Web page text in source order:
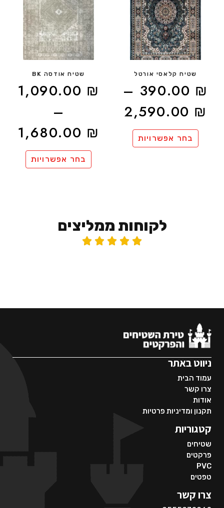
שטיח קלאסי אורטל
390.00 ₪
–
2,590.00 ₪
בחר אפשרויות
שטיח אודסה BK
1,090.00 ₪
–
1,680.00 ₪
בחר אפשרויות
לקוחות ממליצים





ניווט באתר
עמוד הבית
צרו קשר
אודות
תקנון ומדיניות פרטיות
קטגוריות
שטיחים
פרקטים
PVC
טפטים
צרו קשר